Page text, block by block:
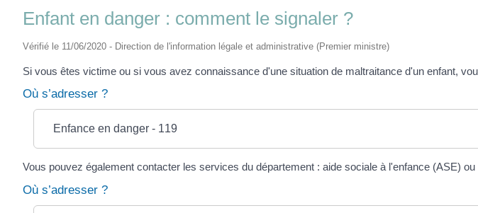
Enfant en danger : comment le signaler ?
Vérifié le 11/06/2020 - Direction de l'information légale et administrative (Premier ministre)
Si vous êtes victime ou si vous avez connaissance d'une situation de maltraitance d'un enfant,
Où s’adresser ?
Enfance en danger - 119
Vous pouvez également contacter les services du département : aide sociale à l'enfance (ASE)
Où s’adresser ?